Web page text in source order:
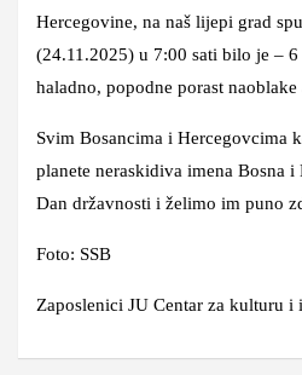
Hercegovine, na naš lijepi grad
(24.11.2025) u 7:00 sati bilo je – 6
haladno, popodne porast
Svim Bosancima i Hercegovcima
planete neraskidiva imena Bosna i
Dan državnosti i želimo im puno
Foto: SSB
Zaposlenici JU Centar za kulturu